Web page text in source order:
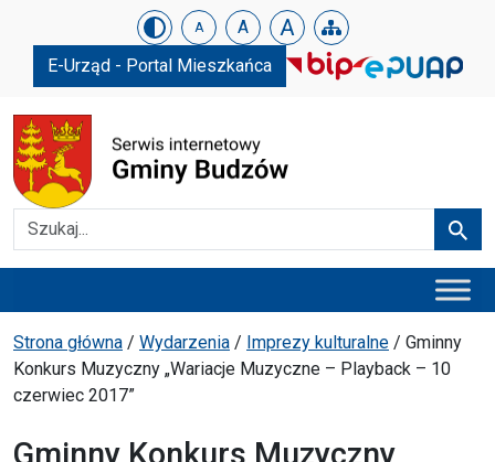
Urząd Gminy w Budzowie
Skip menu A A A
E-Urząd - Portal Mieszkańca
Szukaj
Ścieżka powrotu
Strona główna / Wydarzenia / Imprezy kulturalne / Gminny
Konkurs Muzyczny „Wariacje Muzyczne – Playback – 10
czerwiec 2017”
Gminny Konkurs Muzyczny